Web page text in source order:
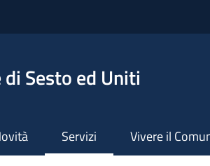
di Sesto ed Uniti
Servizi Vivere il